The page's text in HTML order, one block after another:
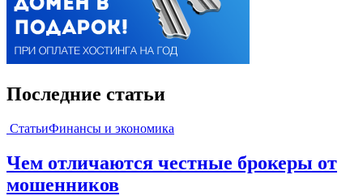
Последние статьи
СтатьиФинансы и экономика
Чем отличаются честные брокеры от
мошенников